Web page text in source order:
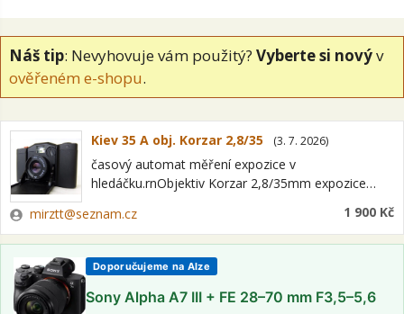
Náš tip: Nevyhovuje vám použitý? Vyberte si novýv
ověřeném e-shopu.
Kiev 35 A obj. Korzar 2,8/35 (3. 7. 2026)
časový automat měření expozice v
hledáčku.rnObjektiv Korzar 2,8/35mm expozice
Obal ,Návod jen v Ruštině.rnProvoz 3 baterie 1,5V
LR 44 jsou v ceně.rnzéruka na funkčnost,…
Zadavatel
mirztt@seznam.cz 1 900 Kč
Doporučujeme na Alze
Sony Alpha A7 III + FE 28–70 mm F3,5–5,6